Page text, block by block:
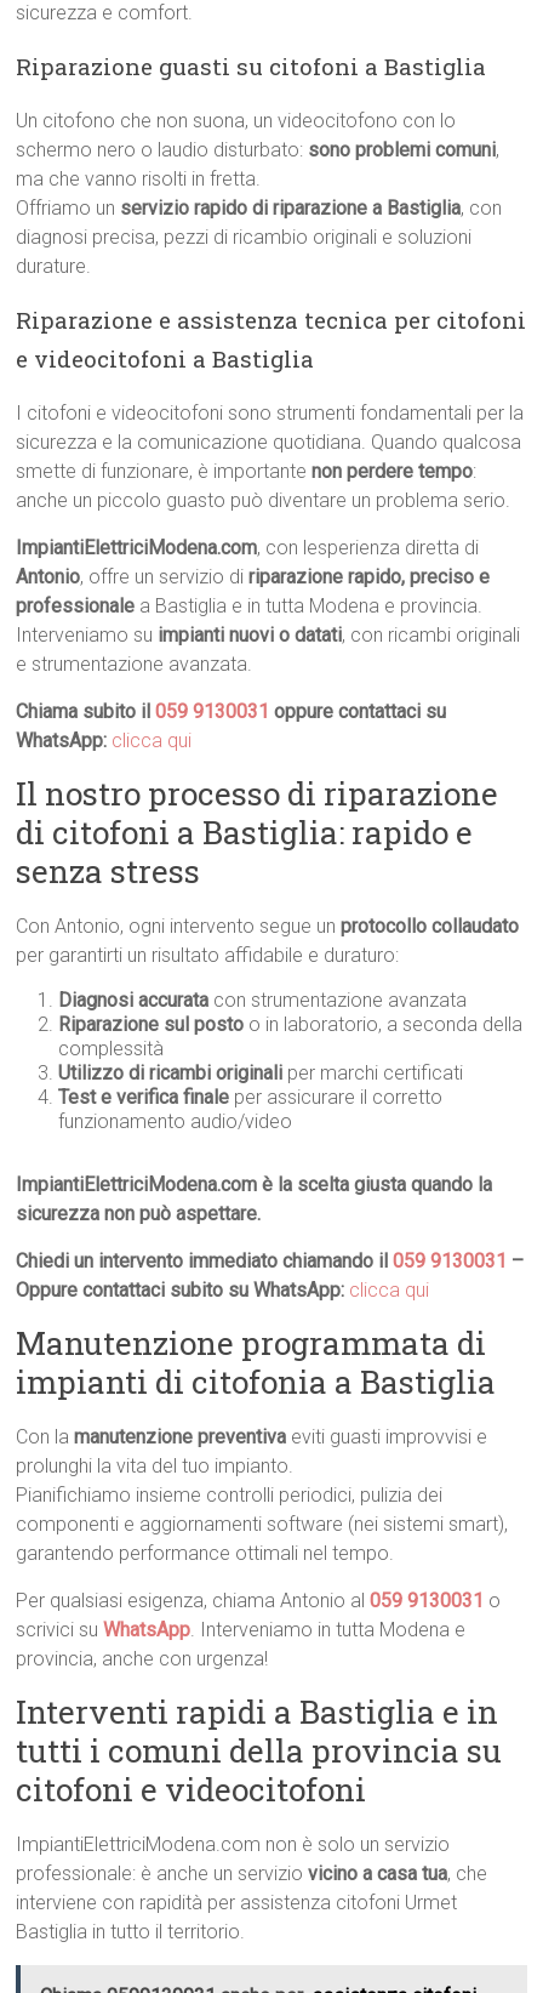
sicurezza e comfort.
Riparazione guasti su citofoni a Bastiglia
Un citofono che non suona, un videocitofono con lo
schermo nero o laudio disturbato: sono problemi comuni,
ma che vanno risolti in fretta.
Offriamo un servizio rapido di riparazione a Bastiglia, con
diagnosi precisa, pezzi di ricambio originali e soluzioni
durature.
Riparazione e assistenza tecnica per citofoni
e videocitofoni a Bastiglia
I citofoni e videocitofoni sono strumenti fondamentali per la
sicurezza e la comunicazione quotidiana. Quando qualcosa
smette di funzionare, è importantenon perdere tempo:
anche un piccolo guasto può diventare un problema serio.
ImpiantiElettriciModena.com, con lesperienza diretta di
Antonio, offre un servizio diriparazione rapido, preciso e
professionale a Bastiglia e in tutta Modena e provincia.
Interveniamo su impianti nuovi o datati, con ricambi originali
e strumentazione avanzata.
Chiama subito il059 9130031 oppure contattaci su
WhatsApp: clicca qui
Il nostro processo di riparazione
di citofoni a Bastiglia: rapido e
senza stress
Con Antonio, ogni intervento segue unprotocollo collaudato
per garantirti un risultato affidabile e duraturo:
Diagnosi accurata con strumentazione avanzata
Riparazione sul posto o in laboratorio, a seconda della
complessità
Utilizzo di ricambi originali per marchi certificati
Test e verifica finale per assicurare il corretto
funzionamento audio/video
ImpiantiElettriciModena.com è la scelta giusta quando la
sicurezza non può aspettare.
Chiedi un intervento immediato chiamando il059 9130031 –
Oppure contattaci subito su WhatsApp: clicca qui
Manutenzione programmata di
impianti di citofonia a Bastiglia
Con lamanutenzione preventiva eviti guasti improvvisi e
prolunghi la vita del tuo impianto.
Pianifichiamo insieme controlli periodici, pulizia dei
componenti e aggiornamenti software (nei sistemi smart),
garantendo performance ottimali nel tempo.
Per qualsiasi esigenza, chiama Antonio al059 9130031 o
scrivici suWhatsApp. Interveniamo in tutta Modena e
provincia, anche con urgenza!
Interventi rapidi a Bastiglia e in
tutti i comuni della provincia su
citofoni e videocitofoni
ImpiantiElettriciModena.com non è solo un servizio
professionale: è anche un serviziovicino a casa tua, che
interviene con rapidità per assistenza citofoni Urmet
Bastiglia in tutto il territorio.